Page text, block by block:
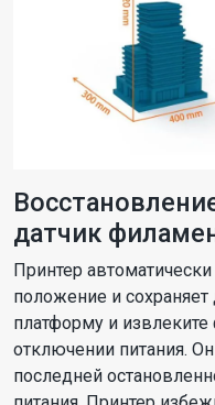
датчик
Принтер
положение и сохраняет
платформу и
отключении питания.
последней